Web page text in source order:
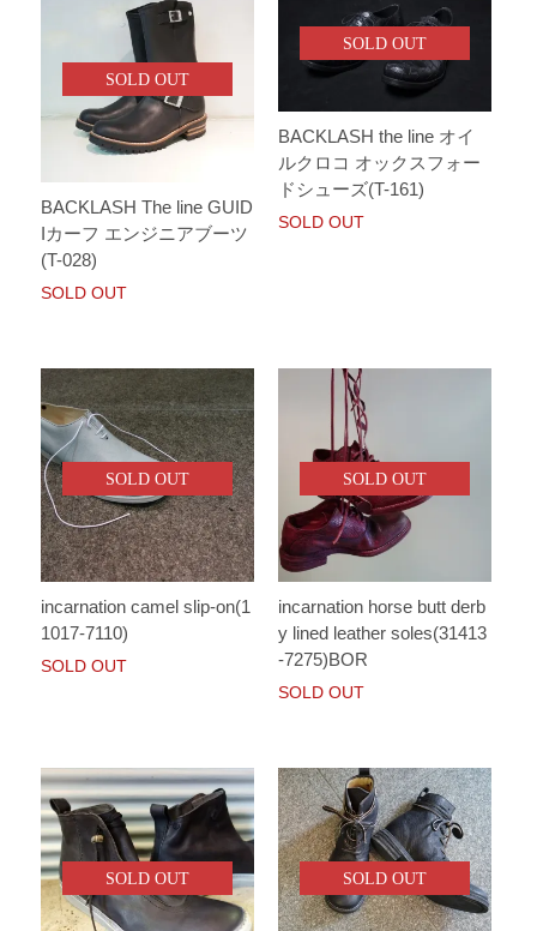
SOLD OUT
BACKLASH The line GUID
Iカーフ エンジニアブーツ
(T-028)
SOLD OUT
SOLD OUT
BACKLASH the line オイ
ルクロコ オックスフォー
ドシューズ(T-161)
SOLD OUT
SOLD OUT
incarnation camel slip-on(1
1017-7110)
SOLD OUT
SOLD OUT
incarnation horse butt derb
y lined leather soles(31413
-7275)BOR
SOLD OUT
SOLD OUT SOLD OUT